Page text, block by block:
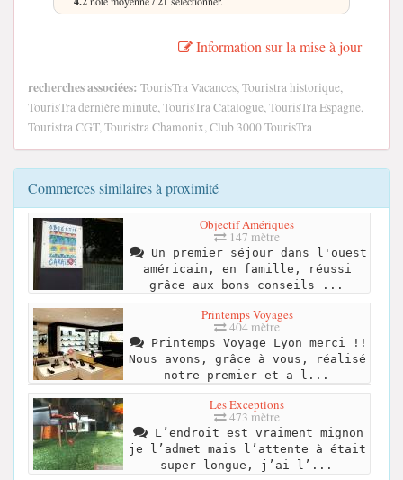
Information sur la mise à jour
recherches associées: TourisTra Vacances, Touristra historique,
TourisTra dernière minute, TourisTra Catalogue, TourisTra Espagne,
Touristra CGT, Touristra Chamonix, Club 3000 TourisTra
Commerces similaires à proximité
Objectif Amériques
147 mètre
Un premier séjour dans l'ouest
américain, en famille, réussi
grâce aux bons conseils ...
Printemps Voyages
404 mètre
Printemps Voyage Lyon merci !!
Nous avons, grâce à vous, réalisé
notre premier et a l...
Les Exceptions
473 mètre
L’endroit est vraiment mignon
je l’admet mais l’attente à était
super longue, j’ai l’...